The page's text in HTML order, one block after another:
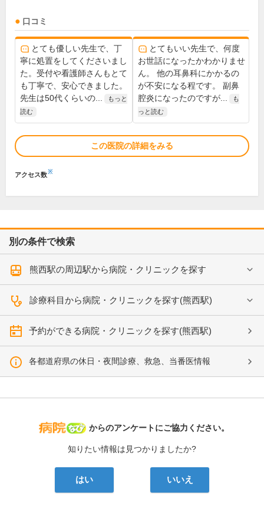
口コミ
とても優しい先生で、丁
寧に処置をしてくださいまし
た。受付や看護師さんもとて
も丁寧で、安心できました。
先生は50代くらいの...
もっと
読む
とてもいい先生で、何度
お世話になったかわかりませ
ん。 他の耳鼻科にかかるの
が不安になる程です。 副鼻
腔炎になったのですが...
も
っと読む
この医院の詳細をみる
アクセス数※
別の条件で検索
熊西駅の周辺駅から病院・クリニックを探す
診療科目から病院・クリニックを探す(熊西駅)
予約ができる病院・クリニックを探す(熊西駅)
各都道府県の休日・夜間診療、救急、当番医情報
病院なび
からのアンケートにご協力ください。
知りたい情報は見つかりましたか?
はい いいえ